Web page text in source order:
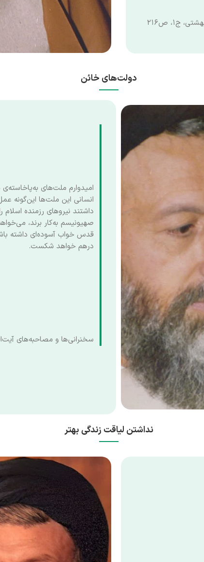
ص۲۱۶
دولت‌های خائن
امیدوارم ملت‌های
انسانی این ملت‌ها این‌گونه
داشتند نیروهای رزمنده
صهیونیسم به‌کار برند،
قدس خواب آسوده‌ای داشته
درهم خواهد شکست.
سخنرانی‌ها و مصاحبه‌های
نداشتن لیاقت زندگی بهتر